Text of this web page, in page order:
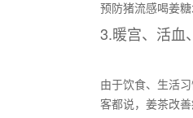
预防猪流感喝姜糖
3.暖宫、活血
由于饮食、生活
客都说，姜茶改